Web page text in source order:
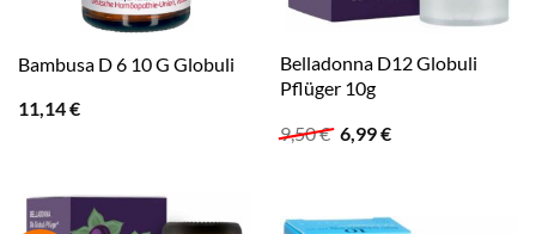
Bambusa D 6 10 G Globuli
11,14€
Belladonna D12 Globuli
Pflüger 10g
9,50€ Ursprünglicher
Preis
6,99€Aktueller